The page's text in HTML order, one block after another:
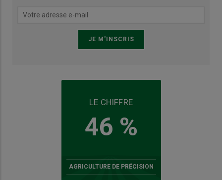
LE CHIFFRE
46 %
AGRICULTURE DE PRÉCISION